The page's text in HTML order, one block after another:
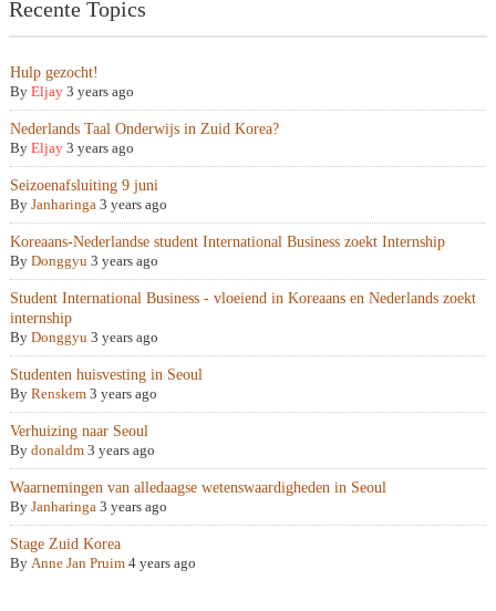
Recente Topics
Hulp gezocht!
By Eljay 3 years ago
Nederlands Taal Onderwijs in Zuid Korea?
By Eljay 3 years ago
Seizoenafsluiting 9 juni
By Janharinga 3 years ago
Koreaans-Nederlandse student International Business zoekt Internship
By Donggyu 3 years ago
Student International Business - vloeiend in Koreaans en Nederlands zoekt
internship
By Donggyu 3 years ago
Studenten huisvesting in Seoul
By Renskem 3 years ago
Verhuizing naar Seoul
By donaldm 3 years ago
Waarnemingen van alledaagse wetenswaardigheden in Seoul
By Janharinga 3 years ago
Stage Zuid Korea
By Anne Jan Pruim 4 years ago